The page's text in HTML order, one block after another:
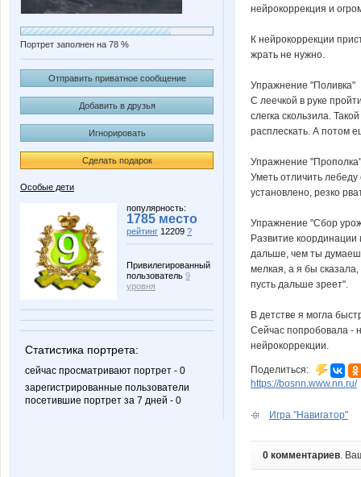
Портрет заполнен на 78 %
Отправить приватное сообщение
Добавить в друзья
Игнорировать
Сделать подарок
Особые дети
популярность:
1785 место
рейтинг 12209 ?
Привилегированный
пользователь 9
уровня
Статистика портрета:
сейчас просматривают портрет - 0
зарегистрированные пользователи
посетившие портрет за 7 дней - 0
нейрокоррекция и
К нейрокоррекции
жрать не нужно.
Упражнение "Поливка"
С леечкой в руке
слегка скользила.
расплескать. А потом
Упражнение "Прополка"
Уметь отличить
установлено, резко
Упражнение "Сбор
Развитие координации
дальше, чем ты
мелкая, а я бы
пусть дальше зреет".
В детстве я могла
Сейчас попробовала -
нейрокоррекции.
Поделиться:
https://bosnn.www.nn.ru/
Игра "Навигатор"
0 комментариев.